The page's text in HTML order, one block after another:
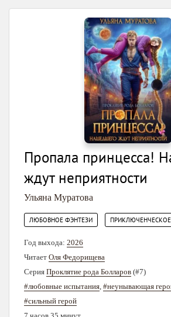
Пропала принцесса!
ждут неприятности
Ульяна Муратова
ЛЮБОВНОЕ ФЭНТЕЗИ
Год выхода: 2026
Читает Оля Федорищева
Серия Проклятие рода Болларов (#7)
#любовные испытания #неунывающая
#сильный герой
7 часов 35 минут